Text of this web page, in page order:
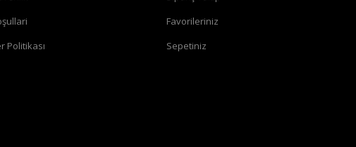
Politikası
Favorileriniz
Sepetiniz